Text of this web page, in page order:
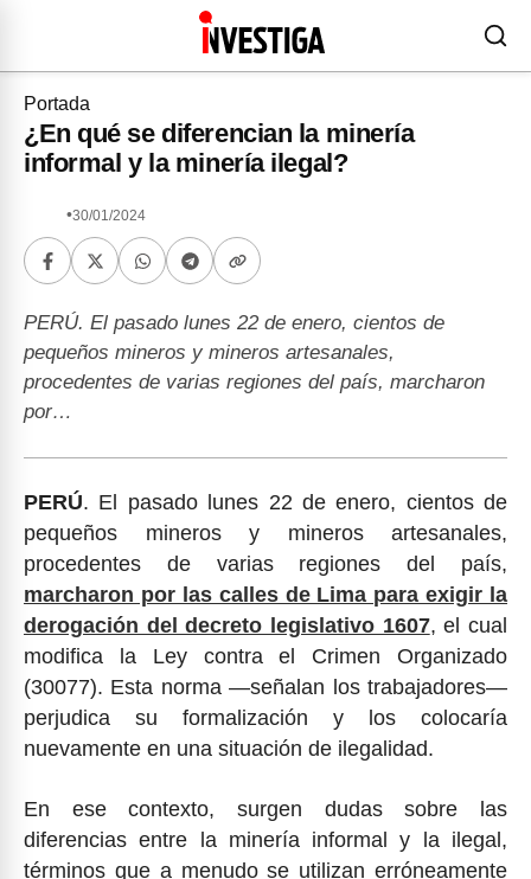
Portada
¿En qué se diferencian la minería
informal y la minería ilegal?
•30/01/2024
PERÚ. El pasado lunes 22 de enero, cientos de
pequeños mineros y mineros artesanales,
procedentes de varias regiones del país, marcharon
por…
PERÚ. El pasado lunes 22 de enero, cientos de
pequeños mineros y mineros artesanales,
procedentes de varias regiones del país,
marcharon por las calles de Lima para exigir la
derogación del decreto legislativo 1607, el cual
modifica la Ley contra el Crimen Organizado
(30077). Esta norma —señalan los trabajadores—
perjudica su formalización y los colocaría
nuevamente en una situación de ilegalidad.
En ese contexto, surgen dudas sobre las
diferencias entre la minería informal y la ilegal,
términos que a menudo se utilizan erróneamente